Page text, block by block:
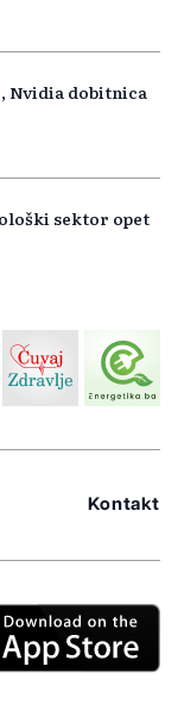
Nvidia dobitnica
sektor opet
Kontakt